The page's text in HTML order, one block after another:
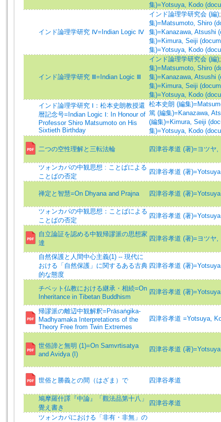
集)=Yotsuya, Kodo
インド論理学研究 Ⅳ=Indian Logic Ⅳ
インド論理学研究会 (編)
集)=Matsumoto, Shiro
集)=Kanazawa, Atsushi
集)=Kimura, Seiji
集)=Yotsuya, Kodo
インド論理学研究 Ⅲ=Indian Logic Ⅲ
インド論理学研究会 (編)
集)=Matsumoto, Shiro
集)=Kanazawa, Atsushi
集)=Kimura, Seiji
集)=Yotsuya, Kodo
インド論理学研究 Ⅰ：松本史朗教授還
暦記念号=Indian Logic Ⅰ: In Honour of
Professor Shiro Matsumoto on His
Sixtieth Birthday
松本史朗 (編集
篤 (編集)=Kanazawa,
(編集)=Kimura, Seiji
集)=Yotsuya, Kodo
二つの空性理解と三転法輪 四津谷孝道 (著)=ヨツヤ,
ツォンカパの中観思想 : ことばによる
ことばの否定
四津谷孝道 (著
禅定と智慧=On Dhyana and Prajna 四津谷孝道 (著
ツォンカパの中観思想：ことばによる
ことばの否定
四津谷孝道 (著
自立論証を認める中観帰謬派の思想家
達
四津谷孝道 (著)=ヨツヤ,
自然保護と人間中心主義(1) -- 現代に
おける「自然保護」に関するある古典
的な態度
四津谷孝道 (著
チベット仏教における継承・相続=On
Inheritance in Tibetan Buddhism
四津谷孝道 (著
帰謬派の離辺中観解釈=Prāsaṅgika-
Madhyamaka Interpretations of the
Theory Free from Twin Extremes
四津谷孝道 =Yotsuya,
世俗諦と無明 (1)=On Samvrtisatya
and Avidya (I)
四津谷孝道 (著
世俗と勝義との間（はざま）で 四津谷孝道
鳩摩羅什譯『中論』「觀法品第十八」
覺え書き
四津谷孝道
ツォンカパにおける「非有・非無」の